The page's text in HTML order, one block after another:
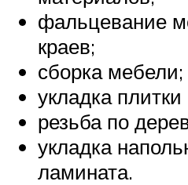
фальцевание
краев;
сборка мебели;
укладка
резьба по
укладка
ламината.